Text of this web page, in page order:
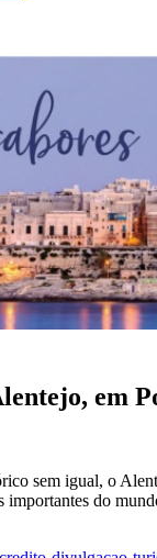
em
sem igual, o
do